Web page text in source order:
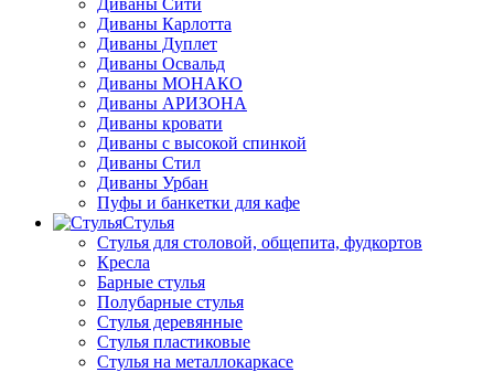
Диваны Сити
Диваны Карлотта
Диваны Дуплет
Диваны Освальд
Диваны МОНАКО
Диваны АРИЗОНА
Диваны кровати
Диваны с высокой спинкой
Диваны Стил
Диваны Урбан
Пуфы и банкетки для кафе
Стулья
Стулья для столовой, общепита, фудкортов
Кресла
Барные стулья
Полубарные стулья
Стулья деревянные
Стулья пластиковые
Стулья на металлокаркасе